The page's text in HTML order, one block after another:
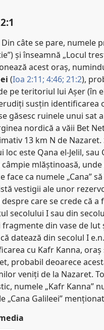
Din câte se pare, numele
și înseamnă „Locul
acest oraș,
(Ioa 2:11; 4:46; 21:2),
pe teritoriul lui Așer (în
susțin identificarea
găsesc ruinele unui sat
nordică a văii Bet
13 km N de
loc este Qana el-Jelil,
câmpie mlăștinoasă,
face ca numele „Cana”
vestigii ale unor
care se crede că
secolului I sau din
fragmente din vase de lut
datează din secolul I
cu Kafr Kanna, oraș
probabil deoarece
veniți de la Nazaret.
numele „Kafr Kanna”
„Cana Galileei”